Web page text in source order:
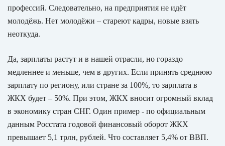
профессий. Следовательно, на предприятия не идёт
молодёжь. Нет молодёжи – стареют кадры, новые взять
неоткуда.
Да, зарплаты растут и в нашей отрасли, но гораздо
медленнее и меньше, чем в других. Если принять среднюю
зарплату по региону, или стране за 100%, то зарплата в
ЖКХ будет – 50%. При этом, ЖКХ вносит огромный вклад
в экономику стран СНГ. Один пример - по официальным
данным Росстата годовой финансовый оборот ЖКХ
превышает 5,1 трлн, рублей. Что составляет 5,4% от ВВП.